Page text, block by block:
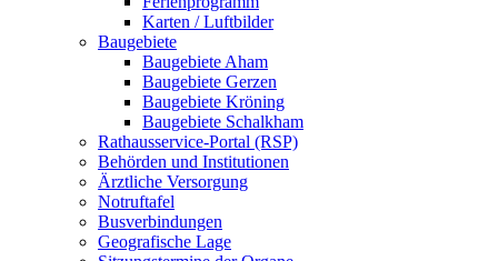
Karten / Luftbilder
Baugebiete
Baugebiete Aham
Baugebiete Gerzen
Baugebiete Kröning
Baugebiete Schalkham
Rathausservice-Portal (RSP)
Behörden und Institutionen
Ärztliche Versorgung
Notruftafel
Busverbindungen
Geografische Lage